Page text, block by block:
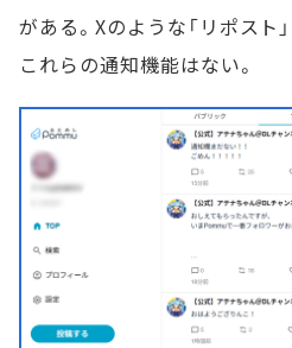
がある。Xのような「リポスト
これらの通知機能はない。